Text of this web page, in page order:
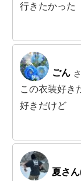
行きたかった
ごん
この衣装好き
好きだけど
夏さ